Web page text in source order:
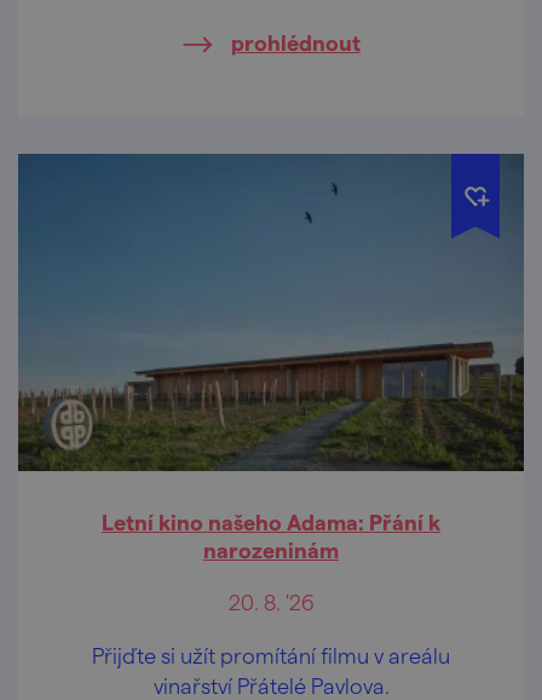
prohlédnout
Letní kino našeho Adama: Přání k
narozeninám
20. 8. '26
Přijďte si užít promítání filmu v areálu
vinařství Přátelé Pavlova.